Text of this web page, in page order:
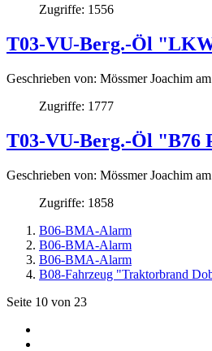
Zugriffe: 1556
T03-VU-Berg.-Öl
Geschrieben von: Mössmer Joachim am
Zugriffe: 1777
T03-VU-Berg.-Öl "B76
Geschrieben von: Mössmer Joachim am
Zugriffe: 1858
B06-BMA-Alarm
B06-BMA-Alarm
B06-BMA-Alarm
B08-Fahrzeug "Traktorbrand
Seite 10 von 23